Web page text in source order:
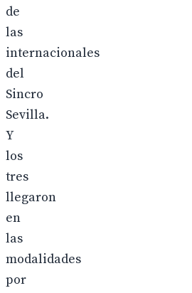
de
las
internacionales
del
Sincro
Sevilla.
Y
los
tres
llegaron
en
las
modalidades
por